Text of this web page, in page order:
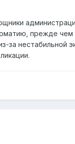
прежде
за нестабильной